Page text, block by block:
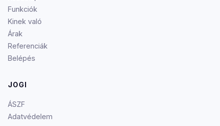
Funkciók
Kinek való
Árak
Referenciák
Belépés
JOGI
ÁSZF
Adatvédelem